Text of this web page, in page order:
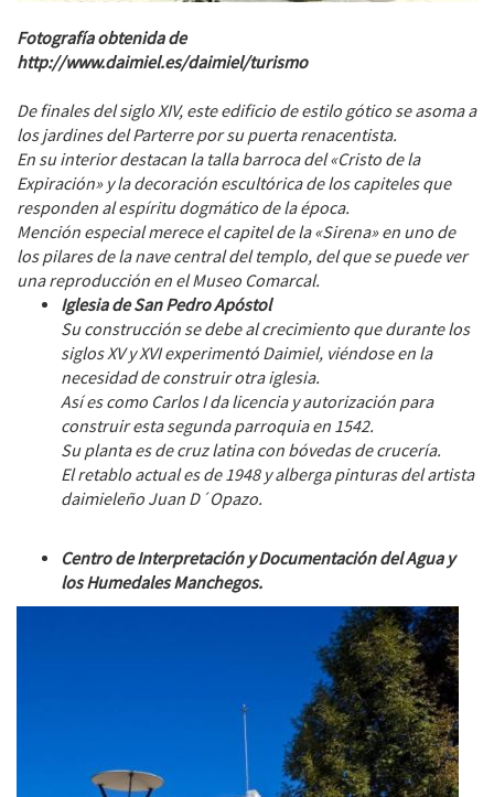
Fotografía obtenida de
http://www.daimiel.es/daimiel/turismo
De finales del siglo XIV, este edificio de estilo gótico se asoma a
los jardines del Parterre por su puerta renacentista.
En su interior destacan la talla barroca del «Cristo de la
Expiración» y la decoración escultórica de los capiteles que
responden al espíritu dogmático de la época.
Mención especial merece el capitel de la «Sirena» en uno de
los pilares de la nave central del templo, del que se puede ver
una reproducción en el Museo Comarcal.
Iglesia de San Pedro Apóstol
Su construcción se debe al crecimiento que durante los
siglos XV y XVI experimentó Daimiel, viéndose en la
necesidad de construir otra iglesia.
Así es como Carlos I da licencia y autorización para
construir esta segunda parroquia en 1542.
Su planta es de cruz latina con bóvedas de crucería.
El retablo actual es de 1948 y alberga pinturas del artista
daimieleño Juan D´Opazo.
Centro de Interpretación y Documentación del Agua y
los Humedales Manchegos.